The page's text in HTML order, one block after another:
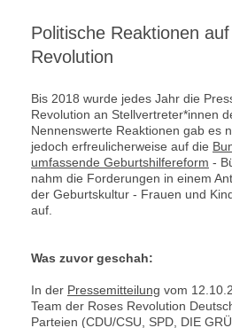
Politische Reaktionen
Revolution
Bis 2018 wurde jedes Jahr die
Revolution an Stellvertreter*innen
Nennenswerte Reaktionen gab es
jedoch erfreulicherweise auf die
umfassende Geburtshilfereform -
nahm die Forderungen in einem
der Geburtskultur - Frauen und
auf.
Was zuvor geschah:
In der Pressemitteilung vom
Team der Roses Revolution
Parteien (CDU/CSU, SPD, DIE